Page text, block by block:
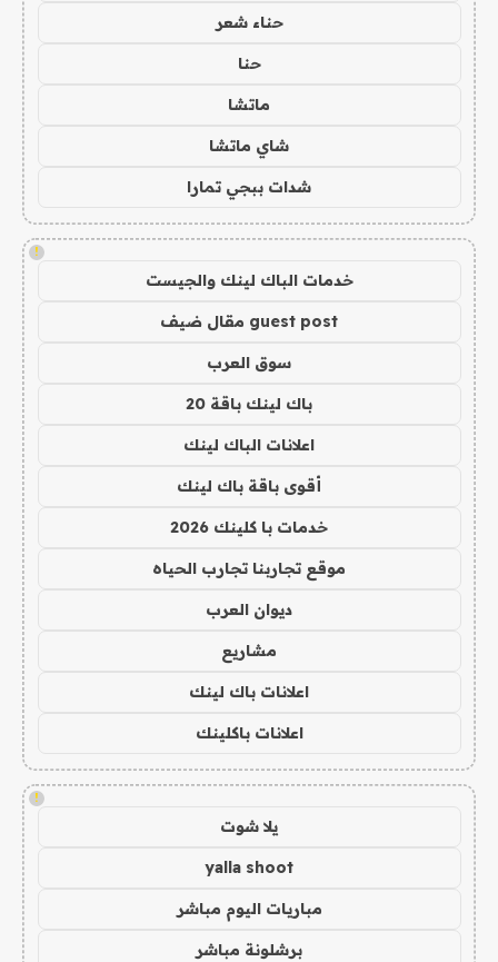
حناء شعر
حنا
ماتشا
شاي ماتشا
شدات ببجي تمارا
!
خدمات الباك لينك والجيست
guest post مقال ضيف
سوق العرب
باك لينك باقة 20
اعلانات الباك لينك
أقوى باقة باك لينك
خدمات با كلينك 2026
موقع تجاربنا تجارب الحياه
ديوان العرب
مشاريع
اعلانات باك لينك
اعلانات باكلينك
!
يلا شوت
yalla shoot
مباريات اليوم مباشر
برشلونة مباشر